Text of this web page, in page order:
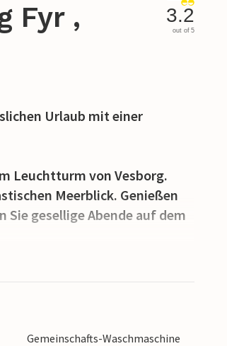
Fyr ,
3.2
out of 5
Urlaub mit einer
Leuchtturm von Vesborg.
Meerblick. Genießen
gesellige Abende auf dem
lassen Sie sich vom
die frische Luft, die Ihnen
Esstisch, um unter freiem
am Ende des Tages
Gemeinschafts-Waschmaschine